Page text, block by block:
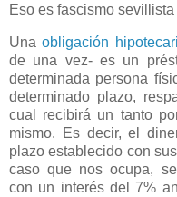
Eso es fascismo
Unaobligación
de una vez- es un
determinada persona
determinado plazo,
cual recibirá un tanto
mismo. Es decir, el
plazo establecido con
caso que nos ocupa,
con un interés del 7%